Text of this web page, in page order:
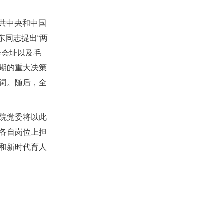
中央和中国
同志提出“两
址以及毛
的重大决策
。随后，全
党委将以此
自岗位上担
新时代育人